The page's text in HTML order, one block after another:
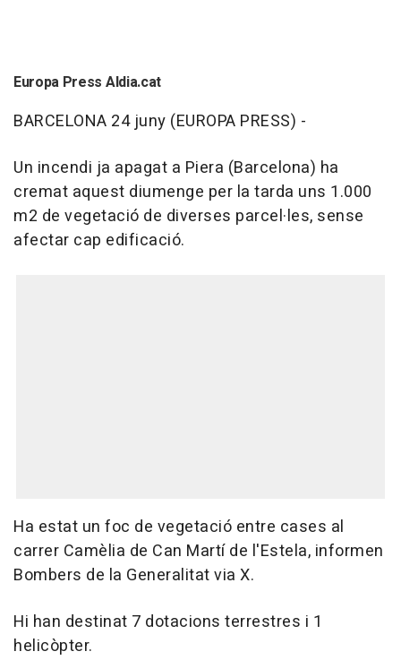
Europa Press Aldia.cat
BARCELONA 24 juny (EUROPA PRESS) -
Un incendi ja apagat a Piera (Barcelona) ha
cremat aquest diumenge per la tarda uns 1.000
m2 de vegetació de diverses parcel·les, sense
afectar cap edificació.
Ha estat un foc de vegetació entre cases al
carrer Camèlia de Can Martí de l'Estela, informen
Bombers de la Generalitat via X.
Hi han destinat 7 dotacions terrestres i 1
helicòpter.